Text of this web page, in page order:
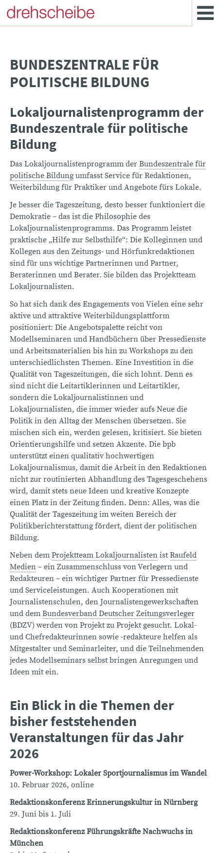
BUNDESZENTRALE FÜR
POLITISCHE BILDUNG
Lokaljournalistenprogramm der
Bundeszentrale für politische
Bildung
Das Lokaljournalistenprogramm der Bundeszentrale für
politische Bildung umfasst Service für Redaktionen,
Weiterbildung für Praktiker und Angebote fürs Lokale.
Je besser die Tageszeitung, desto besser funktioniert die
Demokratie – das ist die Philosophie des
Lokaljournalistenprogramms. Das Programm leistet
praktische „Hilfe zur Selbsthilfe“: Die Kolleginnen und
Kollegen aus den Zeitungs- und Hörfunkredaktionen
sind für uns wichtige Partnerinnen und Partner,
Beraterinnen und Berater. Sie bilden das Projektteam
Lokaljournalisten.
So hat sich dank des Engagements von Vielen eine sehr
aktive und attraktive Weiterbildungsplattform
positioniert: Die Angebotspalette reicht von
Modellseminaren und Handbüchern über Pressedienste
und Arbeitsmaterialien bis hin zu Workshops zu den
unterschiedlichsten Themen. Eine Investition in die
Qualität von Tageszeitungen, die sich lohnt. Denn es
sind nicht die Leitartiklerinnen und Leitartikler,
sondern die Lokaljournalistinnen und
Lokaljournalisten, die immer wieder aufs Neue die
Politik in den Alltag der Menschen übersetzen. Sie
mischen sich ein, werden gelesen, kritisiert. Sie bieten
Orientierungshilfe und setzen Akzente. Die bpb
unterstützt einen qualitativ hochwertigen
Lokaljournalismus, damit die Arbeit in den Redaktionen
nicht zur routinierten Abhandlung des Tagesgeschehens
wird, damit stets neue Ideen und kreative Konzepte
einen Platz in der Zeitung finden. Denn: Alles, was die
Qualität der Tageszeitung im weiten Bereich der
Politikberichterstattung fördert, dient der politischen
Bildung.
Neben dem Projektteam Lokaljournalisten ist Raufeld
Medien – ein Zusammenschluss von Verlegern und
Redakteuren – ein wichtiger Partner für Pressedienste
und Serviceleistungen. Auch Kooperationen mit
Journalistenschulen, den Journalistengewerkschaften
und dem Bundesverband Deutscher Zeitungsverleger
(BDZV) werden von Projekt zu Projekt gesucht. Lokal-
und Chefredakteurinnen sowie -redakteure helfen als
Mitgestalter und Seminarleiter, und die Teilnehmenden
jedes Modellseminars selbst bringen Anregungen und
Ideen mit ein.
Ein Blick in die Themen der
bisher feststehenden
Veranstaltungen für das Jahr
2026
Power-Workshop: Lokaler Sportjournalismus im Wandel
10. Februar 2026, online
Redaktionskonferenz Erinnerungskultur in Nürnberg
29. Juni bis 1. Juli
Redaktionskonferenz Führungskräfte Nachwuchs in
München